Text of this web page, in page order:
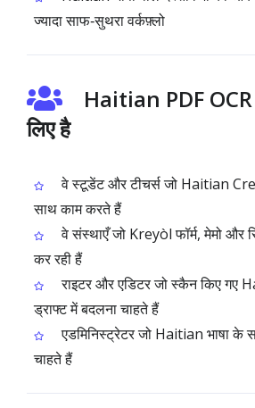
ज्यादा साफ‑सुथरा वर्कफ़्लो
Haitian PDF OCR
लिए है
वे स्टूडेंट और टीचर्स जो Haitian
साथ काम करते हैं
वे संस्थाएँ जो Kreyòl फॉर्म, मेमो और
कर रही हैं
राइटर और एडिटर जो स्कैन किए गए
ड्राफ्ट में बदलना चाहते हैं
एडमिनिस्ट्रेटर जो Haitian भाषा के
चाहते हैं